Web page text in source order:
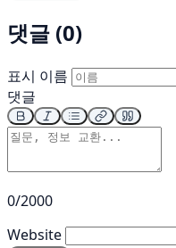
댓글 (0)
표시 이름
댓글
0/2000
Website